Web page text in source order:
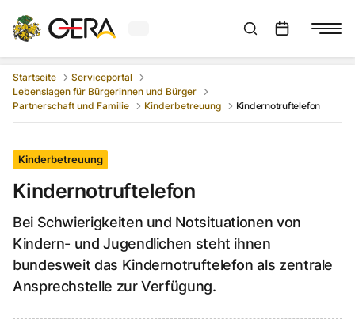
Aktuelles Wetter in GeraSuchleiste anzeigen
Startseite
Serviceportal
Lebenslagen für Bürgerinnen und Bürger
Partnerschaft und Familie
Kinderbetreuung Kindernotruftelefon
Kinderbetreuung
Kindernotruftelefon
Bei Schwierigkeiten und Notsituationen von
Kindern- und Jugendlichen steht ihnen
bundesweit das Kindernotruftelefon als zentrale
Ansprechstelle zur Verfügung.